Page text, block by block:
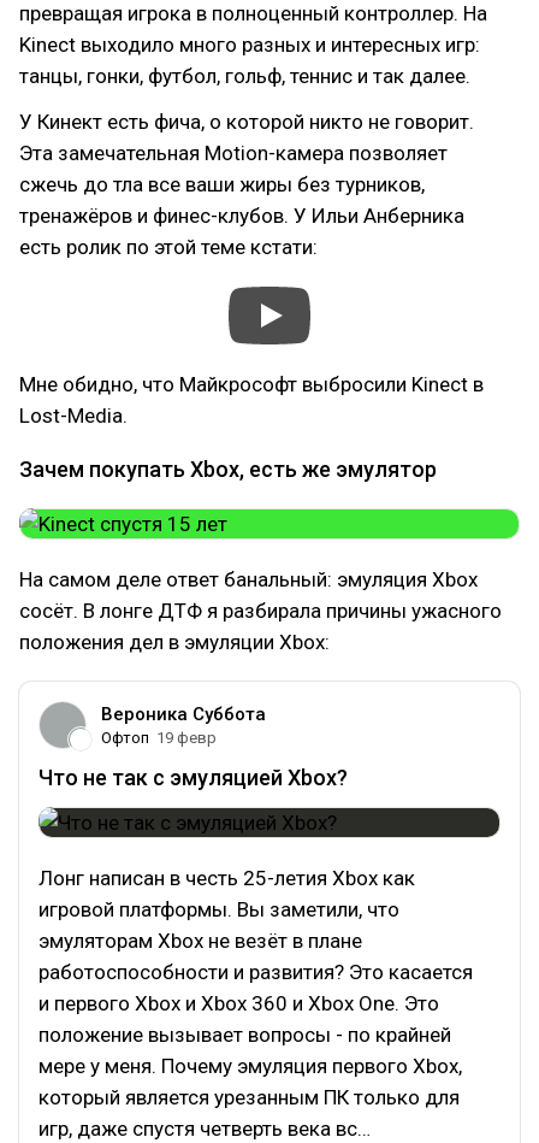
превращая игрока в полноценный контроллер. На
Kinect выходило много разных и интересных игр:
танцы, гонки, футбол, гольф, теннис и так далее.
У Кинект есть фича, о которой никто не говорит.
Эта замечательная Motion-камера позволяет
сжечь до тла все ваши жиры без турников,
тренажёров и финес-клубов. У Ильи Анберника
есть ролик по этой теме кстати:
Мне обидно, что Майкрософт выбросили Kinect в
Lost-Media.
Зачем покупать Xbox, есть же эмулятор
На самом деле ответ банальный: эмуляция Xbox
сосёт. В лонге ДТФ я разбирала причины ужасного
положения дел в эмуляции Xbox:
Вероника Суббота
Офтоп 19 февр
Что не так с эмуляцией Xbox?
Лонг написан в честь 25-летия Xbox как
игровой платформы. Вы заметили, что
эмуляторам Xbox не везёт в плане
работоспособности и развития? Это касается
и первого Xbox и Xbox 360 и Xbox One. Это
положение вызывает вопросы - по крайней
мере у меня. Почему эмуляция первого Xbox,
который является урезанным ПК только для
игр, даже спустя четверть века вс…